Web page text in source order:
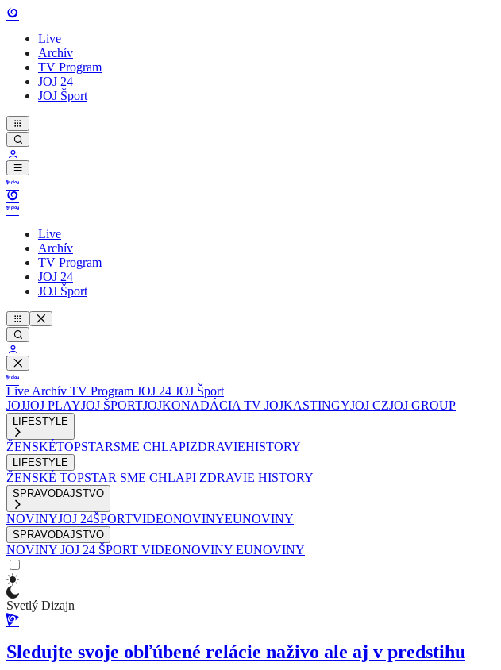
Live
Archív
TV Program
JOJ 24
JOJ Šport
Live
Archív
TV Program
JOJ 24
JOJ Šport
Live Archív TV Program JOJ 24 JOJ Šport
JOJJOJ PLAYJOJ ŠPORTJOJKONADÁCIA TV JOJKASTINGYJOJ CZJOJ GROUP
LIFESTYLE
ŽENSKÉTOPSTARSME CHLAPIZDRAVIEHISTORY
LIFESTYLE
ŽENSKÉ TOPSTAR SME CHLAPI ZDRAVIE HISTORY
SPRAVODAJSTVO
NOVINYJOJ 24ŠPORTVIDEONOVINYEUNOVINY
SPRAVODAJSTVO
NOVINY JOJ 24 ŠPORT VIDEONOVINY EUNOVINY
Svetlý Dizajn
Sledujte svoje obľúbené relácie naživo ale aj v predstihu